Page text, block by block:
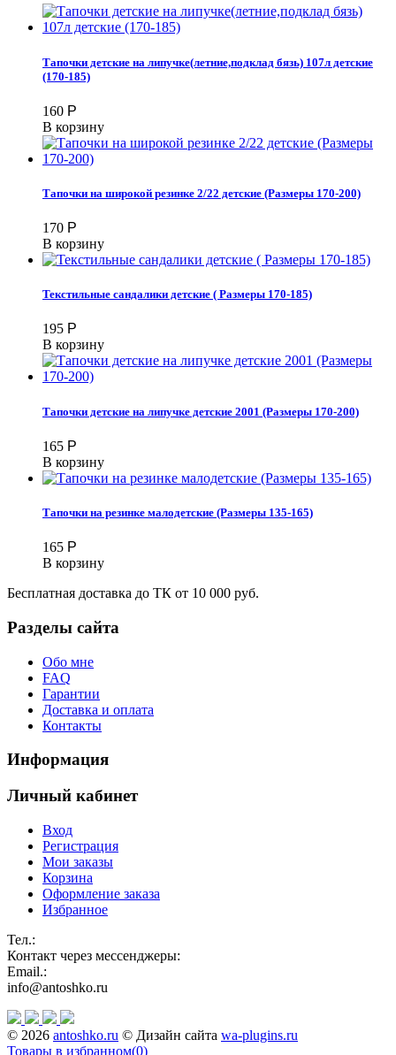
Тапочки детские на липучке(летние,подклад бязь) 107л детские
(170-185)
160 Р
В корзину
Тапочки на широкой резинке 2/22 детские (Размеры 170-200)
170 Р
В корзину
Текстильные сандалики детские ( Размеры 170-185)
195 Р
В корзину
Тапочки детские на липучке детские 2001 (Размеры 170-200)
165 Р
В корзину
Тапочки на резинке малодетские (Размеры 135-165)
165 Р
В корзину
Бесплатная доставка до ТК от 10 000 руб.
Разделы сайта
Обо мне
FAQ
Гарантии
Доставка и оплата
Контакты
Информация
Личный кабинет
Вход
Регистрация
Мои заказы
Корзина
Оформление заказа
Избранное
Тел.:
Контакт через мессенджеры:
Email.:
info@antoshko.ru
© 2026 antoshko.ru © Дизайн сайта wa-plugins.ru
Товары в избранном(0)